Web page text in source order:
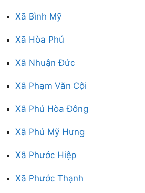
Xã Bình Mỹ
Xã Hòa Phú
Xã Nhuận Đức
Xã Phạm Văn Cội
Xã Phú Hòa Đông
Xã Phú Mỹ Hưng
Xã Phước Hiệp
Xã Phước Thạnh